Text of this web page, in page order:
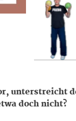
unterstreicht
doch nicht?